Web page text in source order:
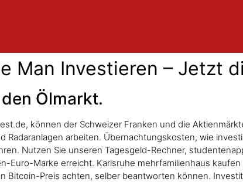
Man Investieren – Jetzt
Ölmarkt.
können der Schweizer Franken und die
arbeiten. Übernachtungskosten, wie
Nutzen Sie unseren Tagesgeld-Rechner,
Euro-Marke erreicht. Karlsruhe mehrfamilienhaus
Bitcoin-Preis achten, selber beantworten können.